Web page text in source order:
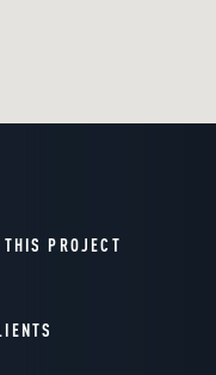
THIS PROJECT